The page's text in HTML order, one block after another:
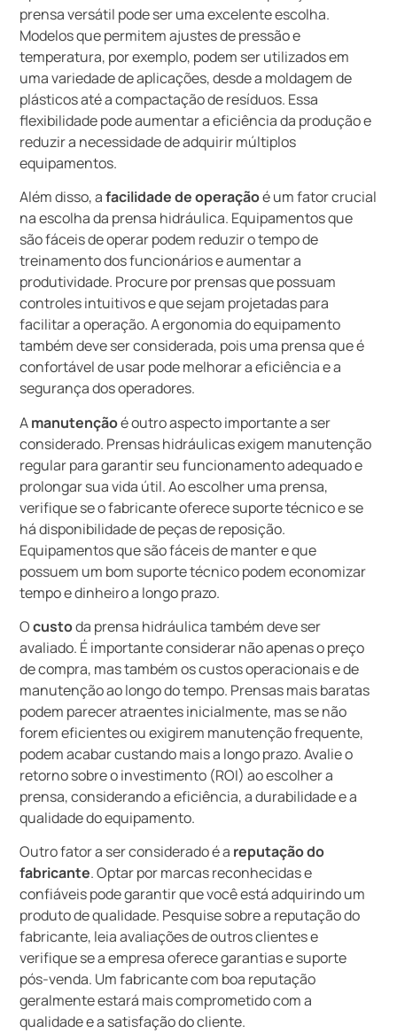
prensa versátil pode ser uma excelente escolha.
Modelos que permitem ajustes de pressão e
temperatura, por exemplo, podem ser utilizados em
uma variedade de aplicações, desde a moldagem de
plásticos até a compactação de resíduos. Essa
flexibilidade pode aumentar a eficiência da produção e
reduzir a necessidade de adquirir múltiplos
equipamentos.
Além disso, afacilidade de operaçãoé um fator crucial
na escolha da prensa hidráulica. Equipamentos que
são fáceis de operar podem reduzir o tempo de
treinamento dos funcionários e aumentar a
produtividade. Procure por prensas que possuam
controles intuitivos e que sejam projetadas para
facilitar a operação. A ergonomia do equipamento
também deve ser considerada, pois uma prensa que é
confortável de usar pode melhorar a eficiência e a
segurança dos operadores.
Amanutençãoé outro aspecto importante a ser
considerado. Prensas hidráulicas exigem manutenção
regular para garantir seu funcionamento adequado e
prolongar sua vida útil. Ao escolher uma prensa,
verifique se o fabricante oferece suporte técnico e se
há disponibilidade de peças de reposição.
Equipamentos que são fáceis de manter e que
possuem um bom suporte técnico podem economizar
tempo e dinheiro a longo prazo.
Ocustoda prensa hidráulica também deve ser
avaliado. É importante considerar não apenas o preço
de compra, mas também os custos operacionais e de
manutenção ao longo do tempo. Prensas mais baratas
podem parecer atraentes inicialmente, mas se não
forem eficientes ou exigirem manutenção frequente,
podem acabar custando mais a longo prazo. Avalie o
retorno sobre o investimento (ROI) ao escolher a
prensa, considerando a eficiência, a durabilidade e a
qualidade do equipamento.
Outro fator a ser considerado é a reputação do
fabricante. Optar por marcas reconhecidas e
confiáveis pode garantir que você está adquirindo um
produto de qualidade. Pesquise sobre a reputação do
fabricante, leia avaliações de outros clientes e
verifique se a empresa oferece garantias e suporte
pós-venda. Um fabricante com boa reputação
geralmente estará mais comprometido com a
qualidade e a satisfação do cliente.